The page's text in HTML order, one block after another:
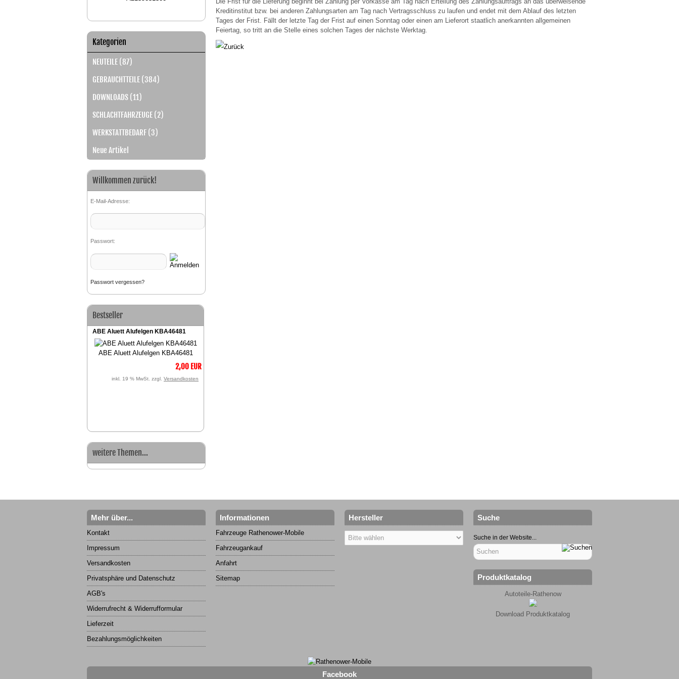
Kategorien
NEUTEILE (87)
GEBRAUCHTTEILE (384)
DOWNLOADS (11)
SCHLACHTFAHRZEUGE (2)
WERKSTATTBEDARF (3)
Neue Artikel
Willkommen zurück!
E-Mail-Adresse:
Passwort:
Passwort vergessen?
Bestseller
ABE Aluett Alufelgen KBA46481
ABE Aluett Alufelgen KBA46481
2,00 EUR
inkl. 19 % MwSt. zzgl. Versandkosten
weitere Themen...
Kreditinstitut bzw. bei anderen Zahlungsarten am Tag nach Vertragsschluss zu laufen und endet mit dem Ablauf des letzten
Tages der Frist. Fällt der letzte Tag der Frist auf einen Sonntag oder einen am Lieferort staatlich anerkannten allgemeinen
Feiertag, so tritt an die Stelle eines solchen Tages der nächste Werktag.
Mehr über...
Kontakt
Impressum
Versandkosten
Privatsphäre und Datenschutz
AGB's
Widerrufrecht & Widerrufformular
Lieferzeit
Bezahlungsmöglichkeiten
Informationen
Fahrzeuge Rathenower-Mobile
Fahrzeugankauf
Anfahrt
Sitemap
Hersteller Suche
Suche in der Website...
Produktkatalog
Autoteile-Rathenow
Download Produktkatalog
Facebook